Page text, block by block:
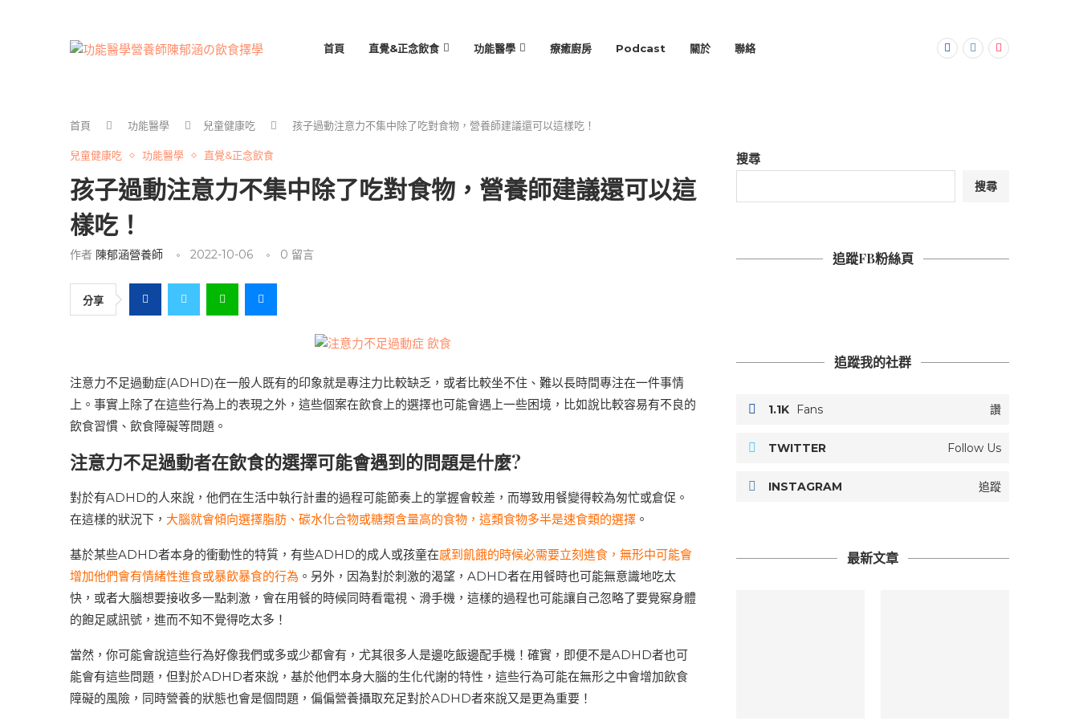
首頁 直覺&正念飲食 功能醫學 療癒廚房 Podcast 關於 聯絡
首頁 功能醫學 兒童健康吃 孩子過動注意力不集中除了吃對食物，營養師建議還可以這樣吃！
兒童健康吃 功能醫學 直覺&正念飲食
孩子過動注意力不集中除了吃對食物，營養師建議還可以這
樣吃！
作者 陳郁涵營養師 2022-10-06 0 留言
分享
注意力不足過動症(ADHD)在一般人既有的印象就是專注力比較缺乏，或者比較坐不住、難以長時間專注在一件事情
上。事實上除了在這些行為上的表現之外，這些個案在飲食上的選擇也可能會遇上一些困境，比如說比較容易有不良的
飲食習慣、飲食障礙等問題。
注意力不足過動者在飲食的選擇可能會遇到的問題是什麼?
對於有ADHD的人來說，他們在生活中執行計畫的過程可能節奏上的掌握會較差，而導致用餐變得較為匆忙或倉促。
在這樣的狀況下， 大腦就會傾向選擇脂肪、碳水化合物或糖類含量高的食物，這類食物多半是速食類的選擇 。
基於某些ADHD者本身的衝動性的特質，有些ADHD的成人或孩童在感到飢餓的時候必需要立刻進食，無形中可能會
增加他們會有情緒性進食或暴飲暴食的行為 。另外，因為對於刺激的渴望，ADHD者在用餐時也可能無意識地吃太
快，或者大腦想要接收多一點刺激，會在用餐的時候同時看電視、滑手機，這樣的過程也可能讓自己忽略了要覺察身體
的飽足感訊號，進而不知不覺得吃太多！
當然，你可能會說這些行為好像我們或多或少都會有，尤其很多人是邊吃飯邊配手機！確實，即便不是ADHD者也可
能會有這些問題，但對於ADHD者來說，基於他們本身大腦的生化代謝的特性，這些行為可能在無形之中會增加飲食
障礙的風險，同時營養的狀態也會是個問題，偏偏營養攝取充足對於ADHD者來說又是更為重要！
搜尋
搜尋
追蹤FB粉絲頁
追蹤我的社群
1.1K Fans 讚
TWITTER Follow Us
INSTAGRAM 追蹤
最新文章